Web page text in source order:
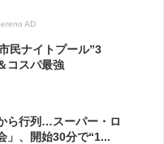
AD
民ナイトプール”3
コスパ最強
ら行列…スーパー・ロ
」、開始30分で“1...